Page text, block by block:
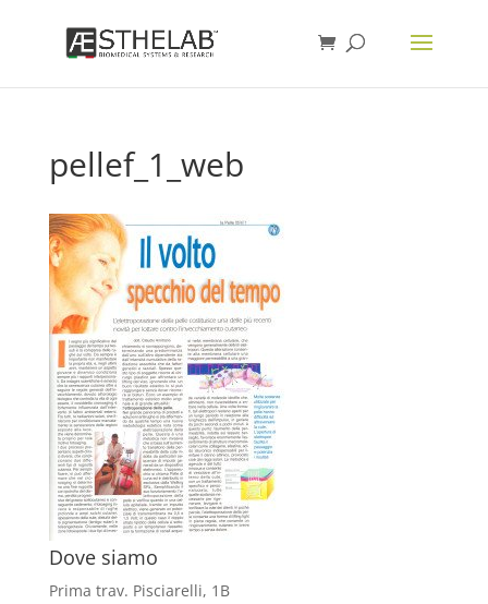
pellef_1_web
Dove siamo
Prima trav. Pisciarelli, 1B